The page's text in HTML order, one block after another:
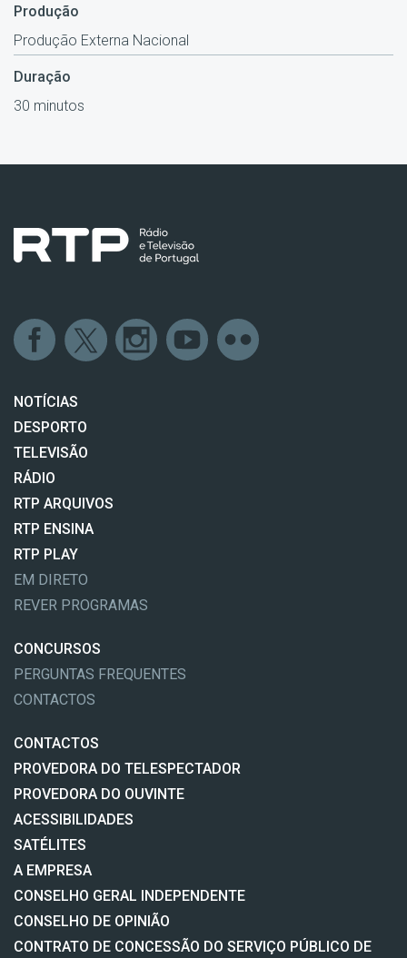
Produção
Produção Externa Nacional
Duração
30 minutos
NOTÍCIAS
DESPORTO
TELEVISÃO
RÁDIO
RTP ARQUIVOS
RTP ENSINA
RTP PLAY
EM DIRETO
REVER PROGRAMAS
CONCURSOS
PERGUNTAS FREQUENTES
CONTACTOS
CONTACTOS
PROVEDORA DO TELESPECTADOR
PROVEDORA DO OUVINTE
ACESSIBILIDADES
SATÉLITES
A EMPRESA
CONSELHO GERAL INDEPENDENTE
CONSELHO DE OPINIÃO
CONTRATO DE CONCESSÃO DO SERVIÇO PÚBLICO DE